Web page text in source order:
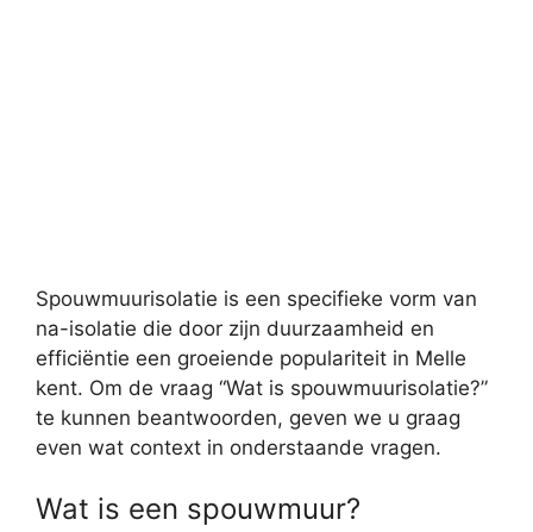
Spouwmuurisolatie is een specifieke vorm van
na-isolatie die door zijn duurzaamheid en
efficiëntie een groeiende populariteit in Melle
kent. Om de vraag “Wat is spouwmuurisolatie?”
te kunnen beantwoorden, geven we u graag
even wat context in onderstaande vragen.
Wat is een spouwmuur?